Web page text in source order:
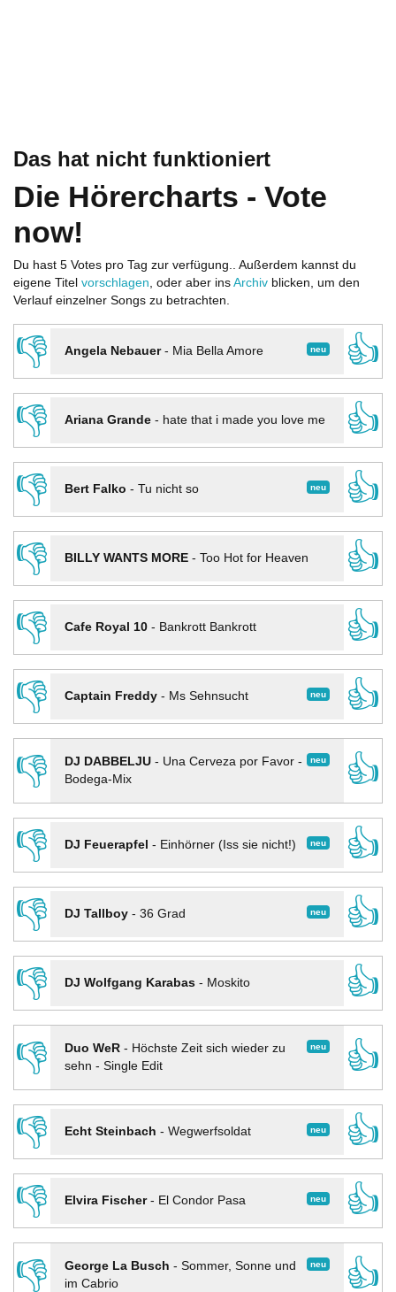
Das hat nicht funktioniert
Die Hörercharts - Vote
now!
Du hast 5 Votes pro Tag zur verfügung.. Außerdem kannst du
eigene Titel vorschlagen, oder aber ins Archiv blicken, um den
Verlauf einzelner Songs zu betrachten.
👎 neu
Angela Nebauer- Mia Bella Amore
👍
👎
Ariana Grande- hate that i made you love me
👍
👎
neu
Bert Falko - Tu nicht so
👍
👎
BILLY WANTS MORE- Too Hot for Heaven
👍
👎
Cafe Royal 10- Bankrott Bankrott
👍
👎
neu
Captain Freddy- Ms Sehnsucht
👍
👎
neu
DJ DABBELJU- Una Cerveza por Favor -
Bodega-Mix
👍
👎
neu
DJ Feuerapfel - Einhörner (Iss sie nicht!)
👍
👎
neu
DJ Tallboy- 36 Grad
👍
👎
DJ Wolfgang Karabas- Moskito
👍
👎
neu
Duo WeR- Höchste Zeit sich wieder zu
sehn - Single Edit
👍
👎
neu
Echt Steinbach - Wegwerfsoldat
👍
👎
neu
Elvira Fischer- El Condor Pasa
👍
👎
neu
George La Busch - Sommer, Sonne und
im Cabrio
👍